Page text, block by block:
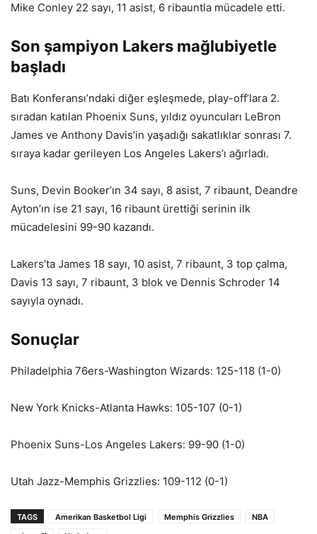
Mike Conley 22 sayı, 11 asist, 6 ribauntla mücadele etti.
Son şampiyon Lakers mağlubiyetle
başladı
Batı Konferansı’ndaki diğer eşleşmede, play-off’lara 2.
sıradan katılan Phoenix Suns, yıldız oyuncuları LeBron
James ve Anthony Davis’in yaşadığı sakatlıklar sonrası 7.
sıraya kadar gerileyen Los Angeles Lakers’ı ağırladı.
Suns, Devin Booker’ın 34 sayı, 8 asist, 7 ribaunt, Deandre
Ayton’ın ise 21 sayı, 16 ribaunt ürettiği serinin ilk
mücadelesini 99-90 kazandı.
Lakers’ta James 18 sayı, 10 asist, 7 ribaunt, 3 top çalma,
Davis 13 sayı, 7 ribaunt, 3 blok ve Dennis Schroder 14
sayıyla oynadı.
Sonuçlar
Philadelphia 76ers-Washington Wizards: 125-118 (1-0)
New York Knicks-Atlanta Hawks: 105-107 (0-1)
Phoenix Suns-Los Angeles Lakers: 99-90 (1-0)
Utah Jazz-Memphis Grizzlies: 109-112 (0-1)
TAGS Amerikan Basketbol Ligi Memphis Grizzlies
NBA